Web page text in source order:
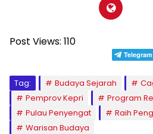
Post Views: 110
Telegram
Tag: Budaya Sejarah
Pemprov Kepri
Program
Pulau Penyengat
Raih
Warisan Budaya